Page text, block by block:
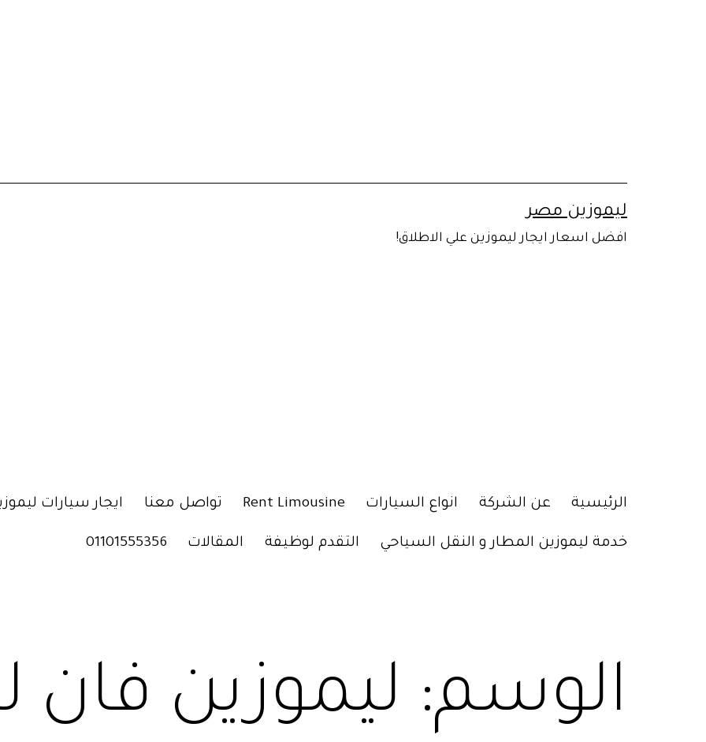
ليموزين مصر
افضل اسعار ايجار ليموزين علي الاطلاق!
الرئيسية عن الشركة انواع السيارات Rent Limousine تواصل معنا ايجار سيارات
خدمة ليموزين المطار و النقل السياحي التقدم لوظيفة المقالات 01101555356
الوسم: ليموزين فان